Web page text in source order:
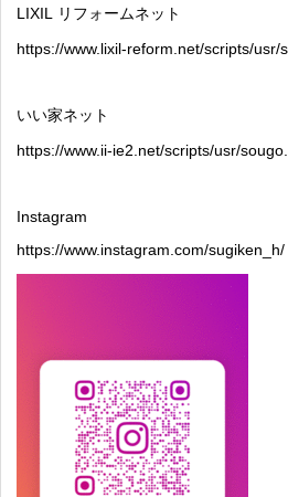
LIXIL
リフォームネット
https://www.lixil-reform.net/scripts/
いい家ネット
https://www.ii-ie2.net/scripts/usr/
Instagram
https://www.instagram.com/sugiken_h/